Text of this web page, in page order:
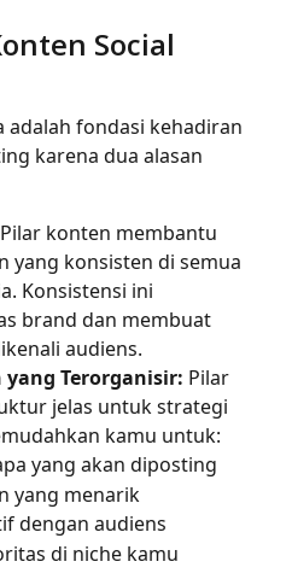
Social
adalah fondasi kehadiran
karena dua alasan
Pilar konten membantu
yang konsisten di semua
Konsistensi ini
brand dan membuat
audiens.
Terorganisir: Pilar
jelas untuk strategi
kamu untuk:
yang akan diposting
yang menarik
dengan audiens
di niche kamu